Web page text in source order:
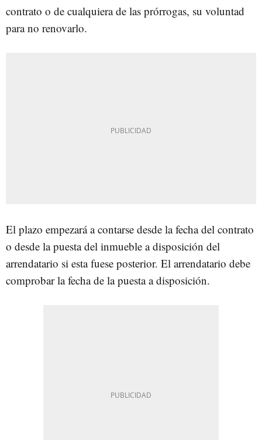
contrato o de cualquiera de las prórrogas, su voluntad
para no renovarlo.
El plazo empezará a contarse desde la fecha del contrato
o desde la puesta del inmueble a disposición del
arrendatario si esta fuese posterior. El arrendatario debe
comprobar la fecha de la puesta a disposición.